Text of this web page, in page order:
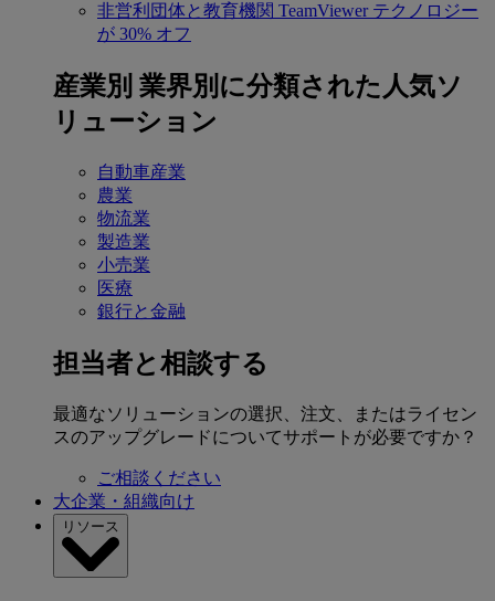
非営利団体と教育機関 TeamViewer テクノロジー
が 30% オフ
産業別 業界別に分類された人気ソ
リューション
自動車産業
農業
物流業
製造業
小売業
医療
銀行と金融
担当者と相談する
最適なソリューションの選択、注文、またはライセン
スのアップグレードについてサポートが必要ですか？
ご相談ください
大企業・組織向け
リソース